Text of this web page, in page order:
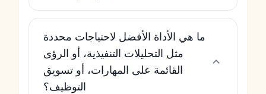
ما هي الأداة الأفضل لاحتياجات محددة
مثل التحليلات التنفيذية، أو الرؤى
القائمة على المهارات، أو تسويق
التوظيف؟